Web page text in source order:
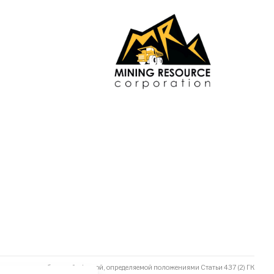
является публичной офертой, определяемой положениями Статьи 437 (2) ГК